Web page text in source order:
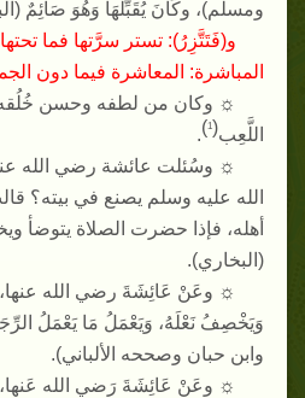
ومسلم)، وكَانَ يُقَبِّلُهَا وَهُوَ صَائِمٌ (
و(فَتَتَّزِرُ):تستر سرَّتها فما تحتها
المباشرة: المعاشرة فيما دون
☼ وكان من لطفه وحسن خُلُقه
اللَّعِب(
1
)
.
☼ وسُئلت عائشة رضي الله
الله عليه وسلم يصنع في بيته؟
أهله، فإذا حضرت الصلاة يتوضأ
( البخاري).
☼ وعَنْ عَائِشَةَ رضي الله
وَيَخْصِفُ نَعْلَهُ، وَيَعْمَلُ مَا يَعْمَلُ
وابن حبان وصححه الألباني).
☼ وعَنْ عَائِشَةَ رَضي الله